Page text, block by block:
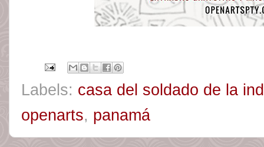
Labels: casa del soldado de la
openarts, panamá